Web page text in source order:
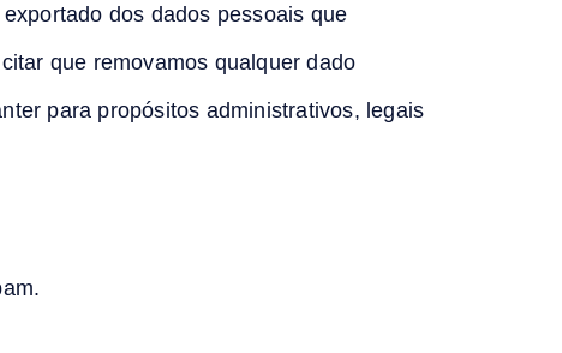
dos dados pessoais que
que removamos qualquer dado
para propósitos administrativos, legais